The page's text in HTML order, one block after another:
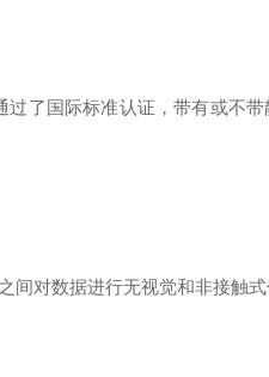
了国际标准认证，带有或不带
对数据进行无视觉和非接触